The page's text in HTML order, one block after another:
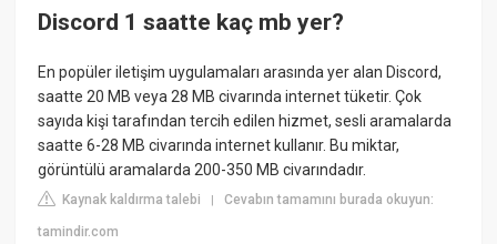
Discord 1 saatte kaç mb yer?
En popüler iletişim uygulamaları arasında yer alan Discord,
saatte 20 MB veya 28 MB civarında internet tüketir. Çok
sayıda kişi tarafından tercih edilen hizmet, sesli aramalarda
saatte 6-28 MB civarında internet kullanır. Bu miktar,
görüntülü aramalarda 200-350 MB civarındadır.
Kaynak kaldırma talebi |Cevabın tamamını burada okuyun:
tamindir.com